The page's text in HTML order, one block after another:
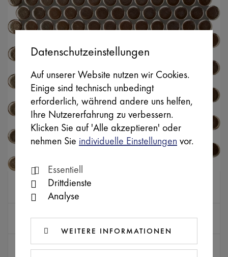
ABKF0434
LOOP
Preis inkl. MwSt.
Datenschutzeinstellungen
Auf unserer Website nutzen wir Cookies.
Einige sind technisch unbedingt
erforderlich, während andere uns helfen,
Ihre Nutzererfahrung zu verbessern.
Klicken Sie auf 'Alle akzeptieren' oder
nehmen Sie individuelle Einstellungen vor.
Essentiell
Drittdienste
Analyse
WEITERE INFORMATIONEN